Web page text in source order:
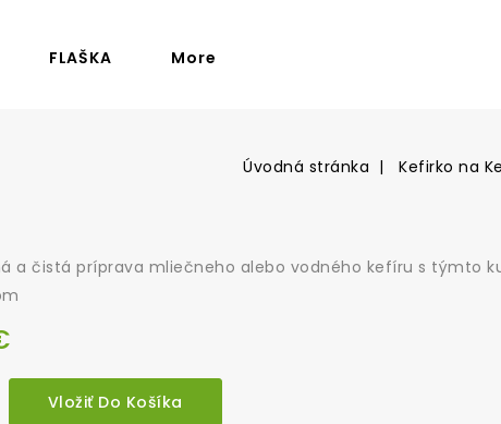
FLAŠKA More
Úvodná stránka Kefirko na
a čistá príprava mliečneho alebo vodného kefíru s týmto
Vložiť Do Košíka